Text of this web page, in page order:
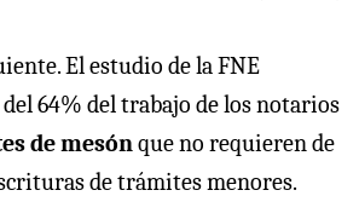
El estudio de la FNE
64% del trabajo de los notarios
de mesón que no requieren de
de trámites menores.